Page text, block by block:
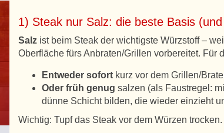
1) Steak nur Salz: die beste Basis
Salz ist beim Steak der wichtigste Würzstoff –
Oberfläche fürs Anbraten/Grillen vorbereitet. Für
Entweder sofort kurz vor dem Grillen/
Oder früh genug salzen (als Faustregel:
dünne Schicht bilden, die wieder einzieht
Wichtig: Tupf das Steak vor dem Würzen